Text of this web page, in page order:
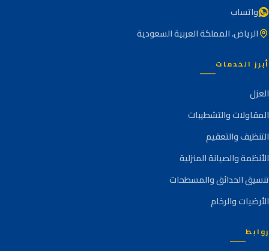
واتساب
الرياض، المملكة العربية السعودية
أبرز الخدمات
العزل
المقاولات والتشطيبات
التنظيف والتعقيم
الأنظمة والصيانة المنزلية
تنسيق الحدائق والمسطحات
الأرضيات والرخام
روابط